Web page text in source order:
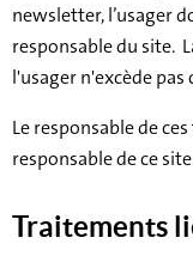
newsletter, l’usager
responsable du site.
l'usager n'excède
Le responsable de
responsable de ce
Traitements